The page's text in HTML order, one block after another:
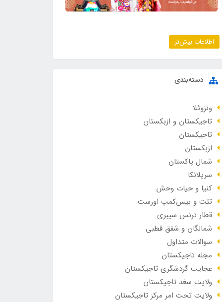
اطلاعات بیش‌تر
دسته‌بندی
ونزوئلا
تاجیکستان و ازبکستان
تاجیکستان
ازبکستان
شمال پاکستان
سریلانکا
کنیا و حیات وحش
تبّت و بیس‌کمپ اورست
قطار ترنس سیبری
شمالگان و شفق قطبی
سوالات متداول
مجله تاجیکستان
عجایب گردشگری تاجیکستان
ولایت سغد تاجیکستان
ولایت تحت امر مرکز تاجیکستان